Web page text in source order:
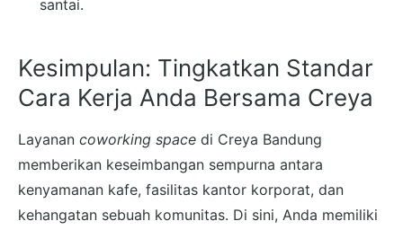
santai.
Kesimpulan: Tingkatkan Standar
Cara Kerja Anda Bersama Creya
Layanan coworking space di Creya Bandung
memberikan keseimbangan sempurna antara
kenyamanan kafe, fasilitas kantor korporat, dan
kehangatan sebuah komunitas. Di sini, Anda memiliki